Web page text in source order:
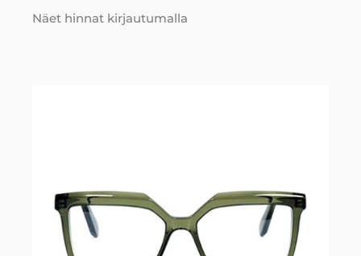
Näet hinnat kirjautumalla